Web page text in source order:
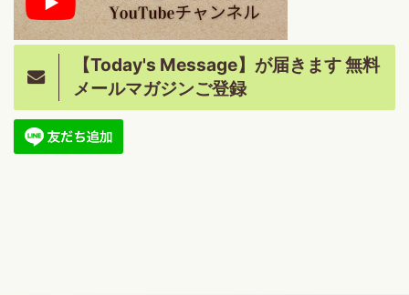
【Today's Message】が届きます 無料
メールマガジンご登録